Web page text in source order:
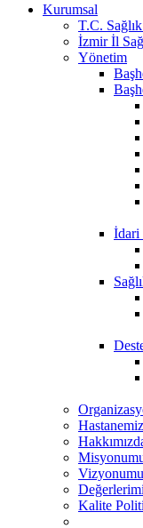
Kurumsal
T.C.
İzmir İl
Yönetim
İdari
Hastanemiz
Kalite